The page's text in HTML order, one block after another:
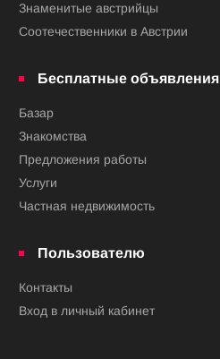
Знаменитые австрийцы
Соотечественники в Австрии
Бесплатные объявления
Базар
Знакомства
Предложения работы
Услуги
Частная недвижимость
Пользователю
Контакты
Вход в личный кабинет